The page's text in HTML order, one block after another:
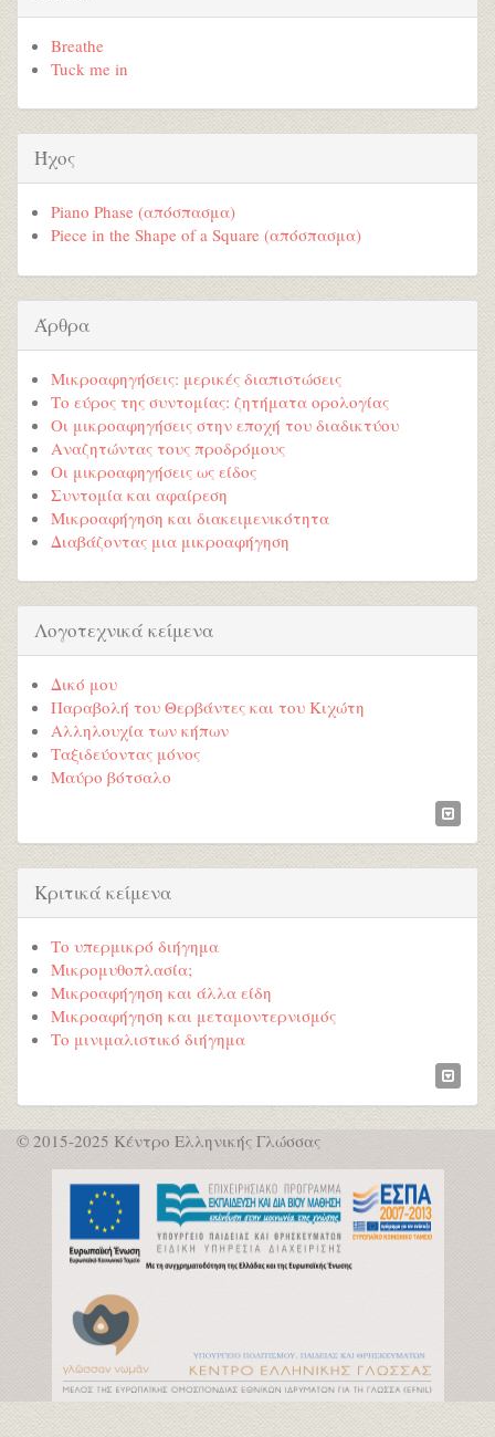
Breathe
Tuck me in
Ήχος
Piano Phase (απόσπασμα)
Piece in the Shape of a Square (απόσπασμα)
Άρθρα
Μικροαφηγήσεις: μερικές διαπιστώσεις
Το εύρος της συντομίας: ζητήματα ορολογίας
Οι μικροαφηγήσεις στην εποχή του διαδικτύου
Αναζητώντας τους προδρόμους
Οι μικροαφηγήσεις ως είδος
Συντομία και αφαίρεση
Μικροαφήγηση και διακειμενικότητα
Διαβάζοντας μια μικροαφήγηση
Λογοτεχνικά κείμενα
Δικό μου
Παραβολή του Θερβάντες και του Κιχώτη
Αλληλουχία των κήπων
Ταξιδεύοντας μόνος
Μαύρο βότσαλο
Κριτικά κείμενα
Το υπερμικρό διήγημα
Μικρομυθοπλασία;
Μικροαφήγηση και άλλα είδη
Μικροαφήγηση και μεταμοντερνισμός
Το μινιμαλιστικό διήγημα
© 2015-2025 Κέντρο Ελληνικής Γλώσσας